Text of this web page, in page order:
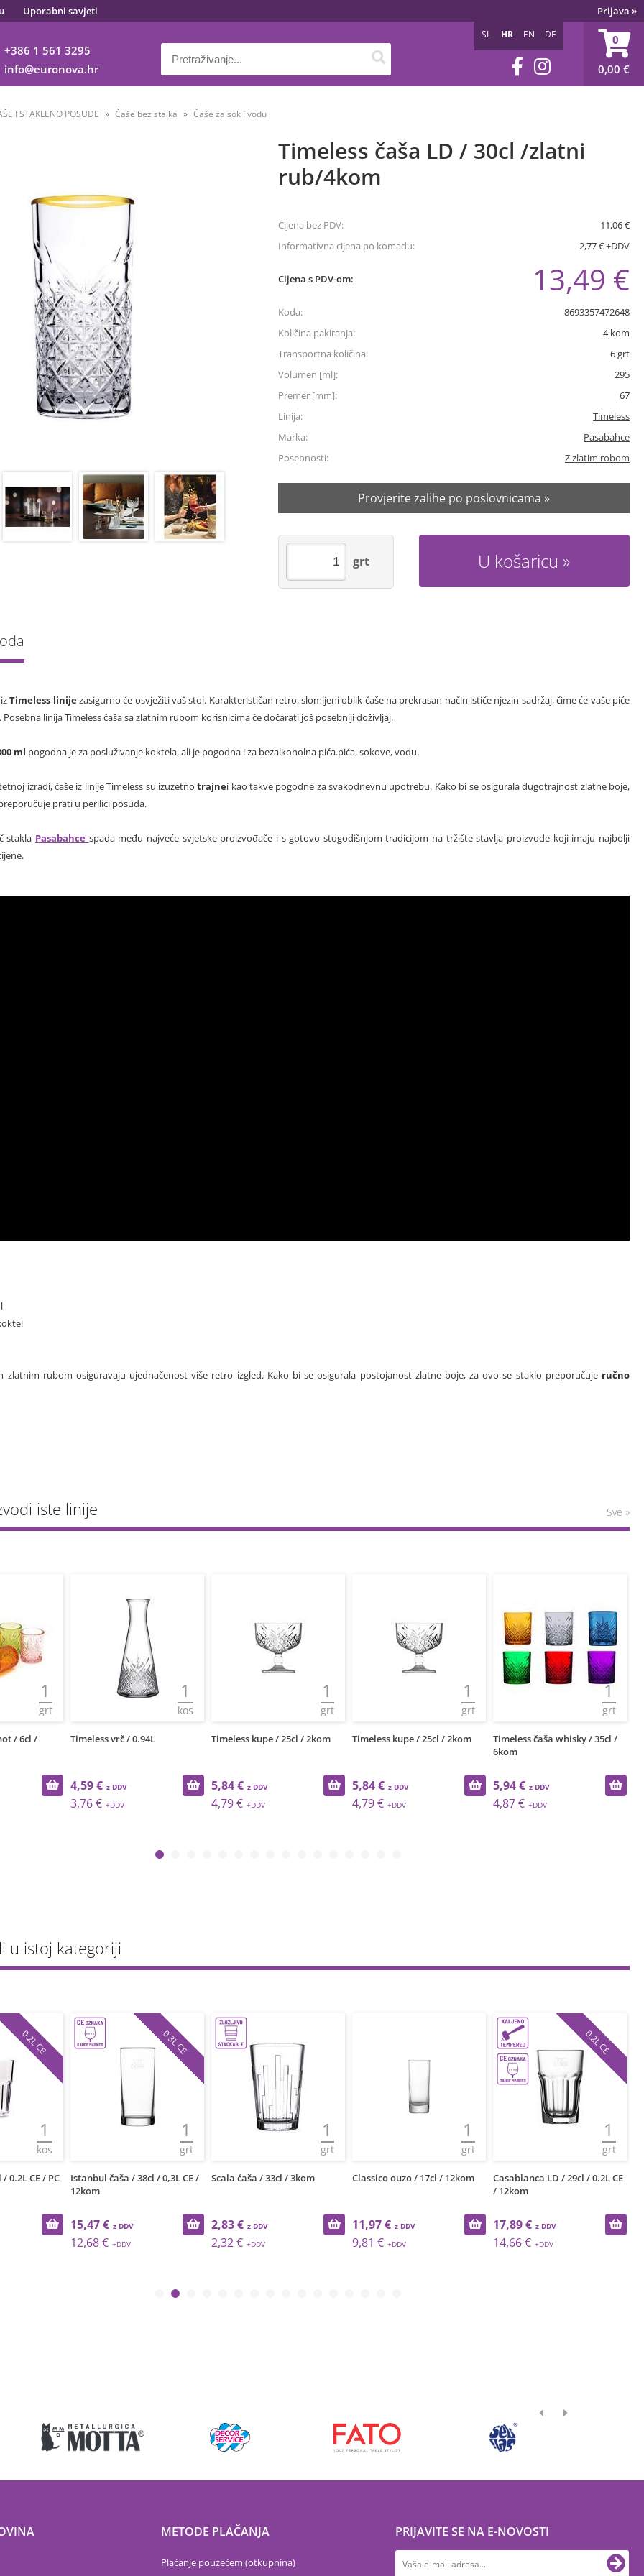
Uporabni savjeti Prijava »
+386 1 561 3295
info
euronova.hr
0
0,00 €
SL HR EN DE
I STAKLENO POSUĐE Čaše bez stalka Čaše za sok i vodu
Timeless čaša LD / 30cl /zlatni
rub/4kom
Cijena bez PDV:
11,06 €
Informativna cijena po komadu:
2,77 € +DDV
Cijena s PDV-om: 13,49 €
Koda:
8693357472648
Količina pakiranja:
4kom
Transportna količina:
6grt
Volumen [ml]:
295
Premer [mm]:
67
Linija:
Timeless
Marka:
Pasabahce
Posebnosti:
Z zlatim robom
Provjerite zalihe po poslovnicama »
U košaricu
grt
Timeless linijezasigurno će osvježiti vaš stol. Karakterističan retro, slomljeni oblik čaše na prekrasan način ističe njezin sadržaj, čime će vaše piće
Posebna linija Timeless čaša sa zlatnim rubom korisnicima će dočarati još posebniji doživljaj.
ml pogodna je za posluživanje koktela, ali je pogodna i za bezalkoholna pića.pića, sokove, vodu.
izradi, čaše iz linije Timeless su izuzetnotrajnei kao takve pogodne za svakodnevnu upotrebu. Kako bi se osigurala dugotrajnost zlatne boje,
prati u perilici posuđa.
stakla Pasabahce spada među najveće svjetske proizvođače i s gotovo stogodišnjom tradicijom na tržište stavlja proizvode koji imaju najbolji
zlatnim rubom osiguravaju ujednačenost više retro izgled. Kako bi se osigurala postojanost zlatne boje, za ovo se staklo preporučuje ručno
iste linije Sve »
1
grt
/ 6cl /
1
kos
Timeless vrč / 0.94L
4,59 €
3,76 €
1
grt
Timeless kupe / 25cl / 2kom
5,84 €
4,79 €
1
grt
Timeless kupe / 25cl / 2kom
5,84 €
4,79 €
1
grt
Timeless čaša whisky / 35cl /
6kom
5,94 €
4,87 €
u istoj kategoriji
1
kos
0.2L CE
0.2L CE / PC
1
grt
0.3L CE
Istanbul čaša / 38cl / 0,3L CE /
12kom
15,47 €
12,68 €
1
grt
Scala ćaša / 33cl / 3kom
2,83 €
2,32 €
1
grt
Classico ouzo / 17cl / 12kom
11,97 €
9,81 €
1
grt
0.2L CE
Casablanca LD / 29cl / 0.2L CE
/ 12kom
17,89 €
14,66 €
METODE PLAČANJA
Plaćanje pouzećem (otkupnina)
PRIJAVITE SE NA E-NOVOSTI